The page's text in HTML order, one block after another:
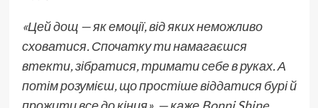
«Цей дощ — як емоції, від яких неможливо
сховатися. Спочатку ти намагаєшся
втекти, зібратися, тримати себе в руках. А
потім розумієш, що простіше віддатися бурі й
прожити все до кінця», — каже Bonni Shine.